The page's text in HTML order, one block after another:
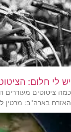
יש לי חלום:
כמה ציטוטים מעוררים
האזרח בארה"ב: מרטין